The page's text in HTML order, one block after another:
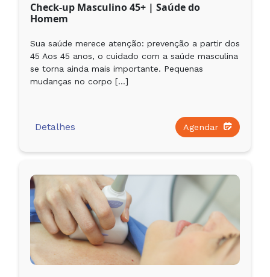
Check-up Masculino 45+ | Saúde do
Homem
Sua saúde merece atenção: prevenção a partir dos
45 Aos 45 anos, o cuidado com a saúde masculina
se torna ainda mais importante. Pequenas
mudanças no corpo […]
Detalhes Agendar